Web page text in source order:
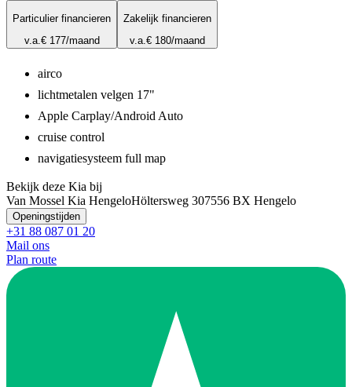
Particulier financieren
v.a.€ 177/maand
Zakelijk financieren
v.a.€ 180/maand
airco
lichtmetalen velgen 17"
Apple Carplay/Android Auto
cruise control
navigatiesysteem full map
Bekijk deze Kia bij
Van Mossel Kia HengeloHöltersweg 307556 BX Hengelo
Openingstijden
+31 88 087 01 20
Mail ons
Plan route